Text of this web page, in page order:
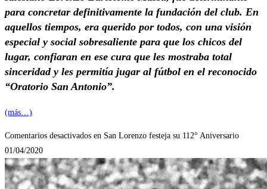
para concretar definitivamente la fundación del club. En
aquellos tiempos, era querido por todos, con una visión
especial y social sobresaliente para que los chicos del
lugar, confiaran en ese cura que les mostraba total
sinceridad y les permitía jugar al fútbol en el reconocido
“Oratorio San Antonio”.
(más…)
Comentarios desactivados en San Lorenzo festeja su 112° Aniversario
01/04/2020